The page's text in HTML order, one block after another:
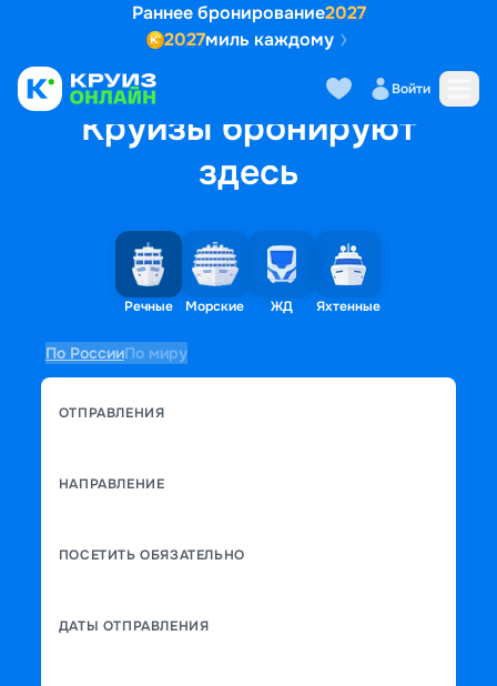
Раннее бронирование2027
2027миль каждому
Войти
Круизы бронируют
здесь
Речные Морские ЖД Яхтенные
По РоссииПо миру
ОТПРАВЛЕНИЯ
НАПРАВЛЕНИЕ
ПОСЕТИТЬ ОБЯЗАТЕЛЬНО
ДАТЫ ОТПРАВЛЕНИЯ